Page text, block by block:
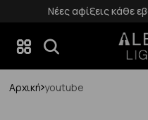
Νέες αφίξεις κάθε
Αρχική youtube